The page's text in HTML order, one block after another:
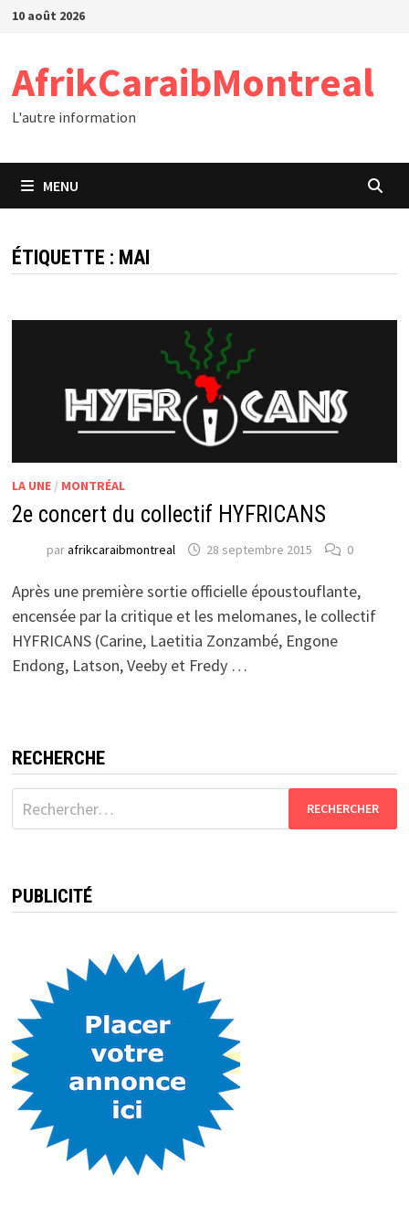
Passer
10 août 2026
AfrikCaraibMontreal
L'autre information
MENU
ÉTIQUETTE : MAI
LA UNE/ MONTRÉAL
2e concert du collectif HYFRICANS
parafrikcaraibmontreal 28 septembre 2015 0
Après une première sortie officielle époustouflante,
encensée par la critique et les melomanes, le collectif
HYFRICANS (Carine, Laetitia Zonzambé, Engone
Endong, Latson, Veeby et Fredy …
RECHERCHE
Rechercher :
PUBLICITÉ